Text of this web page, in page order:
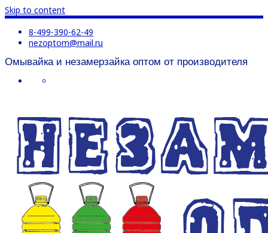
Skip to content
8-499-390-62-49
nezoptom@mail.ru
Омывайка и незамерзайка оптом от производителя